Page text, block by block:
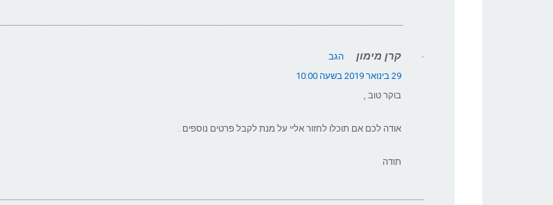
קרן מימון
הגב
29 בינואר 2019 בשעה 10:00
בוקר טוב ,
אודה לכם אם תוכלו לחזור אליי על מנת לקבל פרטים נוספים .
תודה